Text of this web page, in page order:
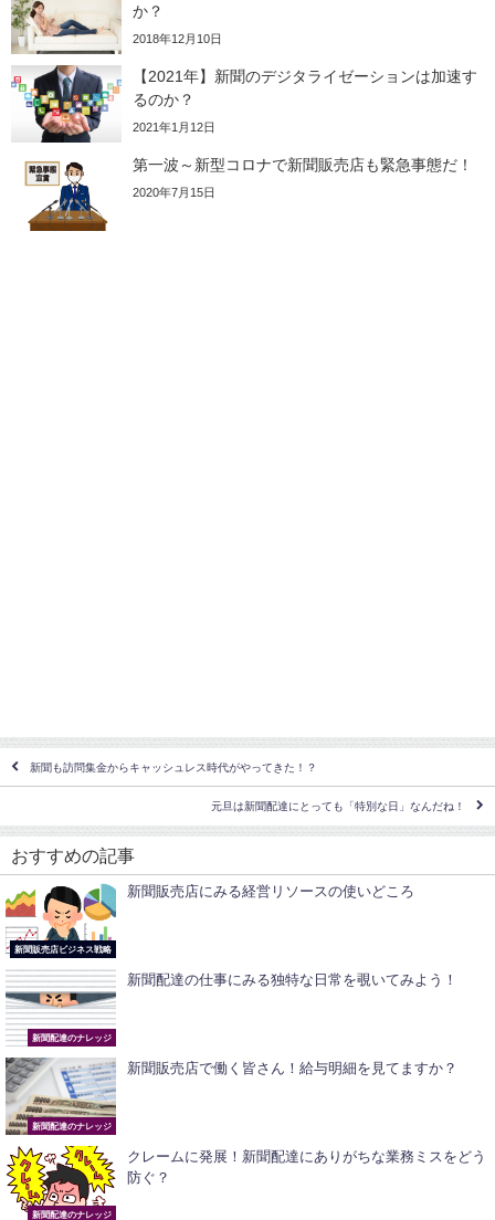
か？
2018年12月10日
【2021年】新聞のデジタライゼーションは加速す
るのか？
2021年1月12日
第一波～新型コロナで新聞販売店も緊急事態だ！
2020年7月15日
新聞も訪問集金からキャッシュレス時代がやってきた！？
元旦は新聞配達にとっても「特別な日」なんだね！
おすすめの記事
新聞販売店ビジネス戦略
新聞販売店にみる経営リソースの使いどころ
新聞配達のナレッジ
新聞配達の仕事にみる独特な日常を覗いてみよう！
新聞配達のナレッジ
新聞販売店で働く皆さん！給与明細を見てますか？
新聞配達のナレッジ
クレームに発展！新聞配達にありがちな業務ミスをどう
防ぐ？